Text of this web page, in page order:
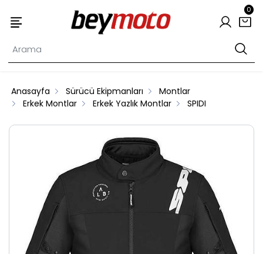
0
Anasayfa Sürücü Ekipmanları
Montlar
Erkek Montlar
Erkek Yazlık Montlar SPIDI